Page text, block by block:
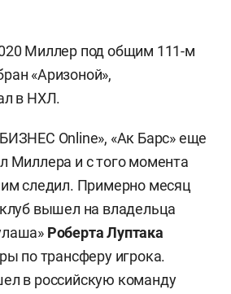
Миллер под общим 111-м
«Аризоной»,
в НХЛ.
Online», «Ак Барс» еще
Миллера и с того момента
следил. Примерно месяц
вышел на владельца
Роберта Луптака
по трансферу игрока.
в российскую команду